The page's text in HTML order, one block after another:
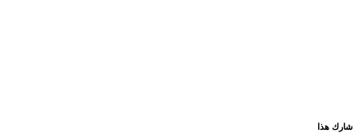
شارك هذا